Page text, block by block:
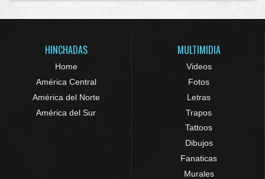
HINCHADAS
Home
América Central
América del Norte
América del Sur
MULTIMIDIA
Videos
Fotos
Letras
Trapos
Tattoos
Dibujos
Fanaticas
Murales